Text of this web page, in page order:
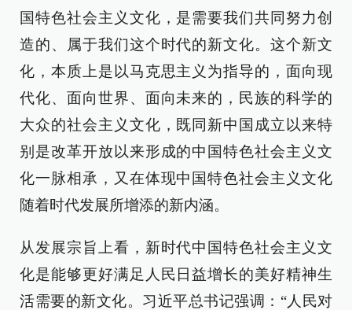
国特色社会主义文化，是需要我们共同努力创
造的、属于我们这个时代的新文化。这个新文
化，本质上是以马克思主义为指导的，面向现
代化、面向世界、面向未来的，民族的科学的
大众的社会主义文化，既同新中国成立以来特
别是改革开放以来形成的中国特色社会主义文
化一脉相承，又在体现中国特色社会主义文化
随着时代发展所增添的新内涵。
从发展宗旨上看，新时代中国特色社会主义文
化是能够更好满足人民日益增长的美好精神生
活需要的新文化。习近平总书记强调：“人民对